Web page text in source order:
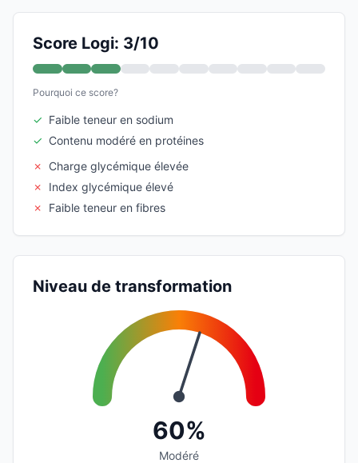
Score Logi: 3/10
Pourquoi ce score?
✓ Faible teneur en sodium
✓ Contenu modéré en protéines
✗
Charge glycémique élevée
✗
Index glycémique élevé
✗
Faible teneur en fibres
Niveau de transformation
60%
Modéré